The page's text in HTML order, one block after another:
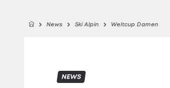
News Ski Alpin Weltcup Damen
NEWS